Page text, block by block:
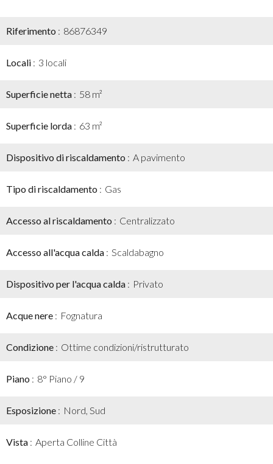
Riferimento 86876349
Locali 3 locali
Superficie netta 58 m²
Superficie lorda 63 m²
Dispositivo di riscaldamento A pavimento
Tipo di riscaldamento Gas
Accesso al riscaldamento Centralizzato
Accesso all'acqua calda Scaldabagno
Dispositivo per l'acqua calda Privato
Acque nere Fognatura
Condizione Ottime condizioni/ristrutturato
Piano 8° Piano / 9
Esposizione Nord, Sud
Vista Aperta Colline Città